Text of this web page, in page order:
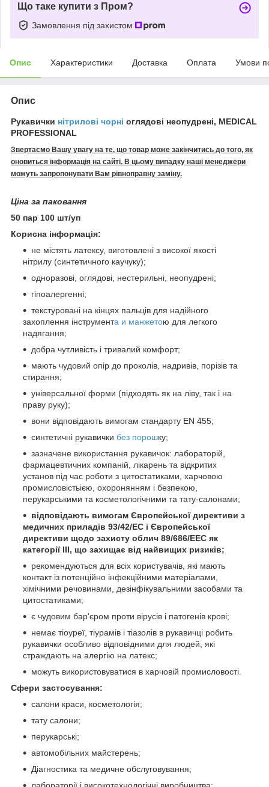
Що таке купити з Пром?
Замовлення під захистом
Опис Характеристики Доставка Оплата Умови
Опис
Рукавички нітрилові чорні оглядові неопудрені, MEDICAL
PROFESSIONAL
Звертаємо Вашу увагу на те, що товар може закінчитись до того, як
оновиться інформація на сайті. В цьому випадку наші менеджери
можуть запропонувати Вам рівноправну заміну.
Ціна за паковання
50 пар 100 шт/уп
Корисна інформація:
не містять латексу, виготовлені з високої якості
нітрилу (синтетичного каучуку);
одноразові, оглядові, нестерильні, неопудрені;
гіпоалергенні;
текстуровані на кінцях пальців для надійного
захоплення інструмента и манжетою для легкого
надягання;
добра чутливість і тривалий комфорт;
мають чудовий опір до проколів, надривів, порізів та
стирання;
універсальної форми (підходять як на ліву, так і на
праву руку);
вони відповідають вимогам стандарту EN 455;
синтетичні рукавички без порошку;
зазначене використання рукавичок: лабораторій,
фармацевтичних компаній, лікарень та відкритих
установ під час роботи з цитостатиками, харчовою
промисловістьією, охоронянням і безпекою,
перукарськими та косметологічними та тату-салонами;
відповідають вимогам Європейської директиви з
медичних приладів 93/42/EC і Європейської
директиви щодо захисту облич 89/686/EEC як
категорії III, що захищає від найвищих ризиків;
рекомендуються для всіх користувачів, які мають
контакт із потенційно інфекційними матеріалами,
хімічними речовинами, дезінфікувальними засобами та
цитостатиками;
є чудовим бар'єром проти вірусів і патогенів крові;
немає тіоуреї, тіурамів і тіазолів в рукавичці робить
рукавички особливо відповідними для людей, які
страждають на алергію на латекс;
можуть використовуватися в харчовій промисловості.
Сфери застосування:
салони краси, косметологія;
тату салони;
перукарські;
автомобільних майстерень;
Діагностика та медичне обслуговування;
лабораторії і високотехнологічні виробництва;